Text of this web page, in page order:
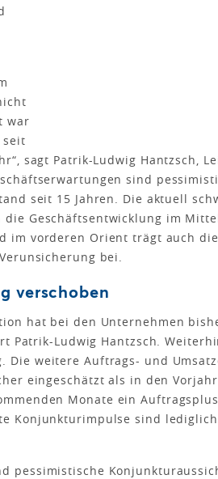
war
seit
sagt Patrik-Ludwig Hantzsch,
sind
seit 15 Jahren. Die aktuell
Geschäftsentwicklung im
im vorderen Orient trägt auch
bei.
verschoben
hat bei den Unternehmen
Patrik-Ludwig Hantzsch.
Die weitere Auftrags- und
eingeschätzt als in den
Monate ein
Konjunkturimpulse sind
pessimistische